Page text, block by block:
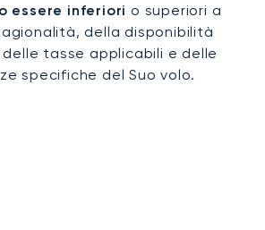
essere inferiori o superiori a
della disponibilità
tasse applicabili e delle
specifiche del Suo volo.